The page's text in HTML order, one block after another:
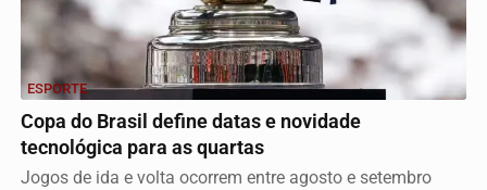
ESPORTE
Copa do Brasil define datas e novidade
tecnológica para as quartas
Jogos de ida e volta ocorrem entre agosto e setembro